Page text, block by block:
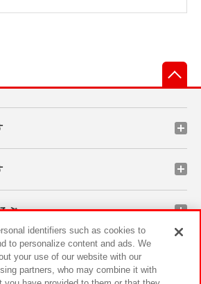
ぶ
ーン
identifiers such as cookies to
to personalize content and ads. We
your use of our website with our
partners, who may combine it with